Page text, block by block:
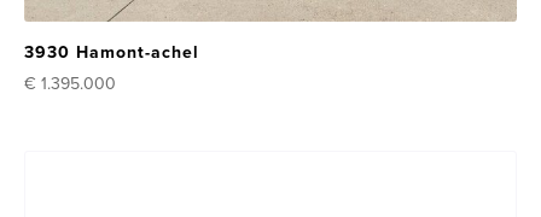
3930 Hamont-achel
€ 1.395.000